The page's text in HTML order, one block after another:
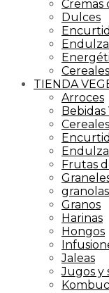
Cremas
Dulces
Cereales
TIENDA
Arroces
Cereales
Frutas
granolas
Granos
Harinas
Hongos
Jaleas
Jugos y